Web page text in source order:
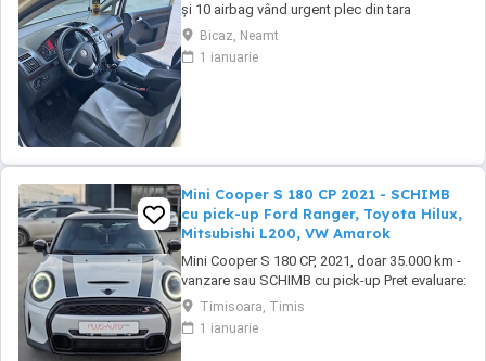
și 10 airbag vând urgent plec din tara
Bicaz, Neamt
1 ianuarie
Mini Cooper S 180 CP 2021 - SCHIMB
cu pick-up Ford Ranger, Toyota Hilux,
Mitsubishi L200, VW Amarok
Mini Cooper S 180 CP, 2021, doar 35.000 km -
vanzare sau SCHIMB cu pick-up Pret evaluare:
20.000 EUR + TVA - negociabil in limite
rezonabile. Accept SCHIMB cu pick-up - Ford
Ranger, Toyota Hilux, Mitsubishi L200, VW
Timisoara, Timis
1 ianuarie